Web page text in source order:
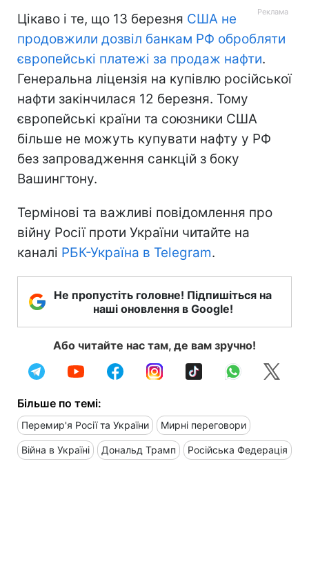
Цікаво і те, що 13 березня США не
продовжили дозвіл банкам РФ обробляти
європейські платежі за продаж нафти.
Генеральна ліцензія на купівлю російської
нафти закінчилася 12 березня. Тому
європейські країни та союзники США
більше не можуть купувати нафту у РФ
без запровадження санкцій з боку
Вашингтону.
Термінові та важливі повідомлення про
війну Росії проти України читайте на
каналі РБК-Україна в Telegram.
Не пропустіть головне! Підпишіться на
наші оновлення в Google!
Або читайте нас там, де вам зручно!
Більше по темі:
Перемир'я Росії та України Мирні переговори
Війна в Україні Дональд Трамп Російська Федерація